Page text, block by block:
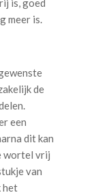
is, goed
meer is.
de
een
dit kan
wortel vrij
van
het